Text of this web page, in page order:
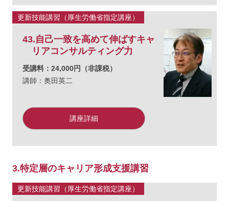
更新技能講習（厚生労働省指定講座）
43.自己一致を高めて伸ばすキャ
リアコンサルティング力
受講料：24,000円（非課税）
講師：奥田英二
講座詳細
3.特定層のキャリア形成支援講習
更新技能講習（厚生労働省指定講座）